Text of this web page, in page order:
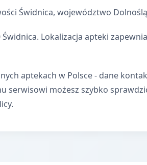
Świdnica, województwo
Lokalizacja apteki
aptekach w Polsce - dane
serwisowi możesz szybko